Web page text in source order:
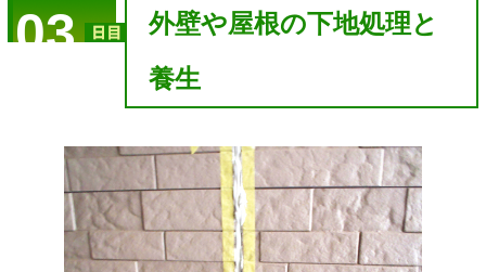
03
外壁や屋根の下地処理と
養生